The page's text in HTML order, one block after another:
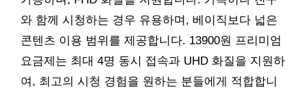
와 함께 시청하는 경우 유용하며, 베이직보다 넓은
콘텐츠 이용 범위를 제공합니다. 13900원 프리미엄
요금제는 최대 4명 동시 접속과 UHD 화질을 지원하
여, 최고의 시청 경험을 원하는 분들에게 적합합니